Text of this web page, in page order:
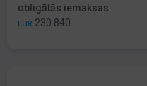
obligātās iemaksas
EUR 230 840